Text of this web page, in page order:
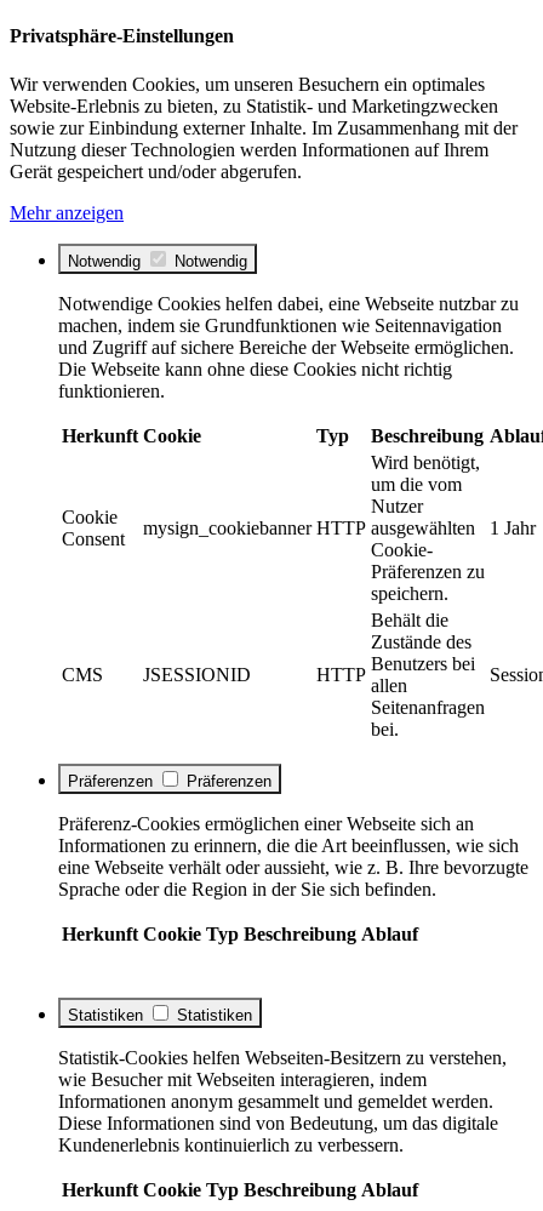
Privatsphäre-Einstellungen
Wir verwenden Cookies, um unseren Besuchern ein optimales
Website-Erlebnis zu bieten, zu Statistik- und Marketingzwecken
sowie zur Einbindung externer Inhalte. Im Zusammenhang mit der
Nutzung dieser Technologien werden Informationen auf Ihrem
Gerät gespeichert und/oder abgerufen.
Mehr anzeigen
Notwendig Notwendig
Notwendige Cookies helfen dabei, eine Webseite nutzbar zu
machen, indem sie Grundfunktionen wie Seitennavigation
und Zugriff auf sichere Bereiche der Webseite ermöglichen.
Die Webseite kann ohne diese Cookies nicht richtig
funktionieren.
Herkunft Cookie Typ Beschreibung
Cookie
Consent
mysign_cookiebanner HTTP
Wird benötigt,
um die vom
Nutzer
ausgewählten
Cookie-
Präferenzen zu
speichern.
1 Jahr
CMS JSESSIONID HTTP
Behält die
Zustände des
Benutzers bei
allen
Seitenanfragen
bei.
Präferenzen Präferenzen
Präferenz-Cookies ermöglichen einer Webseite sich an
Informationen zu erinnern, die die Art beeinflussen, wie sich
eine Webseite verhält oder aussieht, wie z. B. Ihre bevorzugte
Sprache oder die Region in der Sie sich befinden.
Herkunft Cookie Typ Beschreibung Ablauf
Statistiken Statistiken
Statistik-Cookies helfen Webseiten-Besitzern zu verstehen,
wie Besucher mit Webseiten interagieren, indem
Informationen anonym gesammelt und gemeldet werden.
Diese Informationen sind von Bedeutung, um das digitale
Kundenerlebnis kontinuierlich zu verbessern.
Herkunft Cookie Typ Beschreibung Ablauf